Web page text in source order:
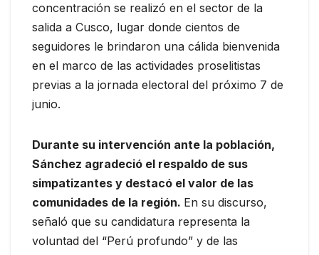
concentración se realizó en el sector de la
salida a Cusco, lugar donde cientos de
seguidores le brindaron una cálida bienvenida
en el marco de las actividades proselitistas
previas a la jornada electoral del próximo 7 de
junio.
Durante su intervención ante la población,
Sánchez agradeció el respaldo de sus
simpatizantes y destacó el valor de las
comunidades de la región. En su discurso,
señaló que su candidatura representa la
voluntad del “Perú profundo” y de las